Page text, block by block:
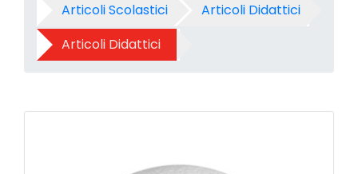
Articoli Scolastici
Articoli Didattici
Articoli Didattici